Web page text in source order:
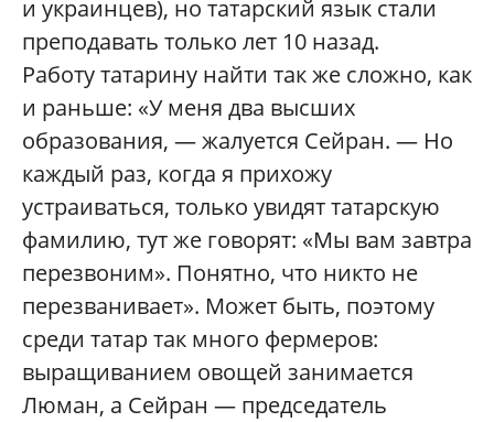
и украинцев), но татарский язык стали
преподавать только лет 10 назад.
Работу татарину найти так же сложно, как
и раньше: «У меня два высших
образования, — жалуется Сейран. — Но
каждый раз, когда я прихожу
устраиваться, только увидят татарскую
фамилию, тут же говорят: «Мы вам завтра
перезвоним». Понятно, что никто не
перезванивает». Может быть, поэтому
среди татар так много фермеров:
выращиванием овощей занимается
Люман, а Сейран — председатель